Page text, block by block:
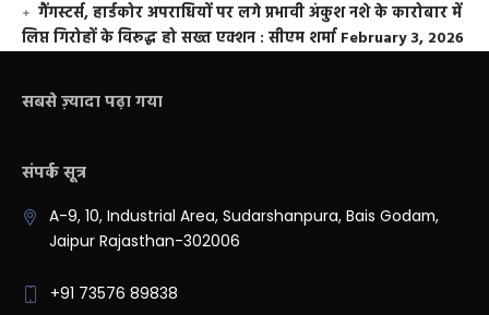
गैंगस्टर्स, हार्डकोर अपराधियों पर लगे प्रभावी अंकुश नशे के कारोबार में
लिप्त गिरोहों के विरूद्ध हो सख्त एक्शन : सीएम शर्मा February 3, 2026
सबसे ज़्यादा पढ़ा गया
संपर्क सूत्र
A-9, 10, Industrial Area, Sudarshanpura, Bais Godam,
Jaipur Rajasthan-302006
+91 73576 89838